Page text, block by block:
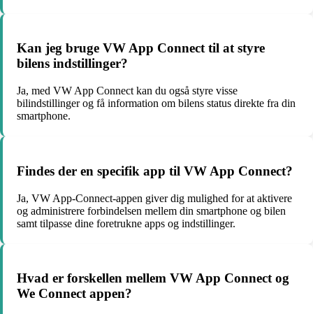
Kan jeg bruge VW App Connect til at styre
bilens indstillinger?
Ja, med VW App Connect kan du også styre visse
bilindstillinger og få information om bilens status direkte fra din
smartphone.
Findes der en specifik app til VW App Connect?
Ja, VW App-Connect-appen giver dig mulighed for at aktivere
og administrere forbindelsen mellem din smartphone og bilen
samt tilpasse dine foretrukne apps og indstillinger.
Hvad er forskellen mellem VW App Connect og
We Connect appen?